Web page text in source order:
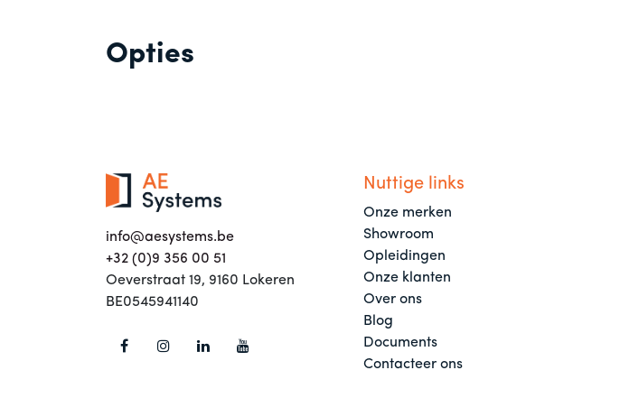
Opties
info@aesystems.be
+32 (0)9 356 00 51
Oeverstraat 19, 9160 Lokeren
BE0545941140
Nuttige links
Onze merken
Showroom
Opleidingen
Onze klanten
Over ons
Blog
Documents
Contacteer ons